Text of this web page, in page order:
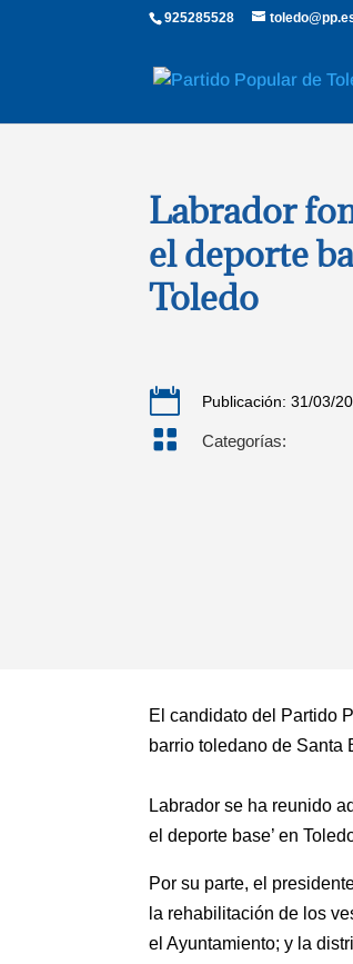
925285528
Labrador
el deporte
Toledo
 Publicación: 31/03/
 Categorías:
El candidato del Partido
barrio toledano de Santa
Labrador se ha reunido
el deporte base’ en
Por su parte, el
la rehabilitación de los
el Ayuntamiento; y la